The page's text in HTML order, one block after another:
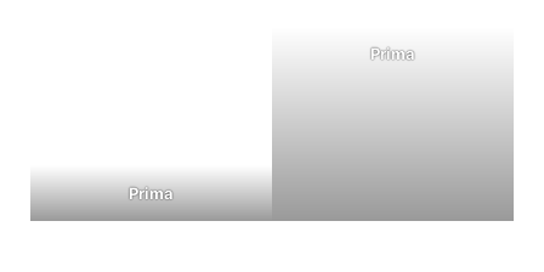
Prima
Prima